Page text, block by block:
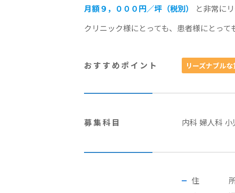
月額９，０００円／坪（税別）
と非常に
クリニック様にとっても、患者様にとっ
おすすめポイント リーズナブル
募集科目 内科 婦人科
住